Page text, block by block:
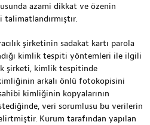
azami dikkat ve özenin
şirketinin sadakat kartı parola
kimlik tespiti yöntemleri ile ilgili
şirketi, kimlik tespitinde
arkalı önlü fotokopisini
kimliğinin kopyalarının
veri sorumlusu bu verilerin
Kurum tarafından yapılan